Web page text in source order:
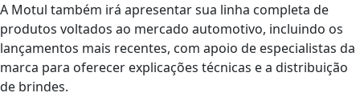
A Motul também irá apresentar sua linha completa de
produtos voltados ao mercado automotivo, incluindo os
lançamentos mais recentes, com apoio de especialistas da
marca para oferecer explicações técnicas e a distribuição
de brindes.